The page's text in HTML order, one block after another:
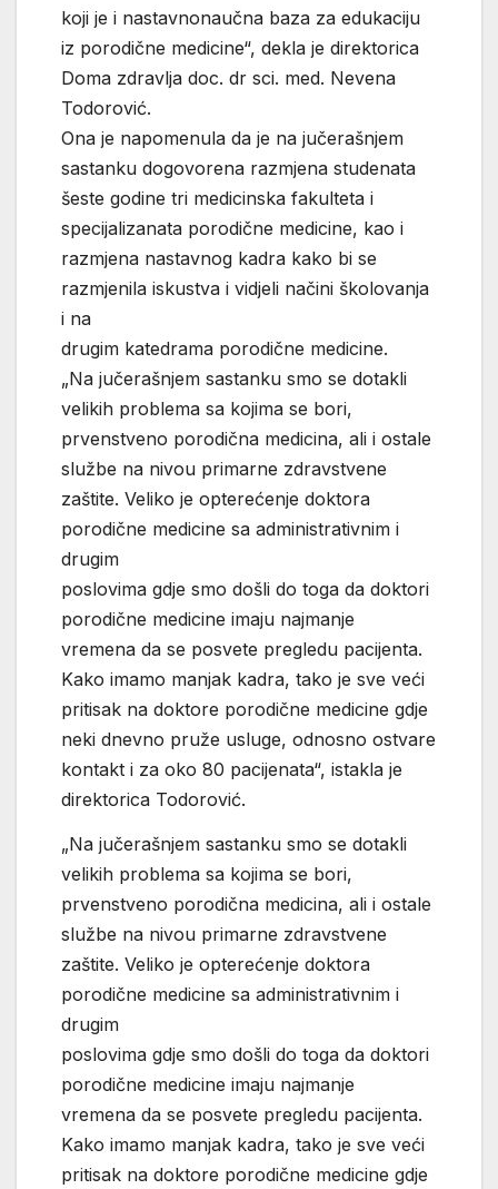
koji je i nastavnonaučna baza za edukaciju
iz porodične medicine“, dekla je direktorica
Doma zdravlja doc. dr sci. med. Nevena
Todorović.
Ona je napomenula da je na jučerašnjem
sastanku dogovorena razmjena studenata
šeste godine tri medicinska fakulteta i
specijalizanata porodične medicine, kao i
razmjena nastavnog kadra kako bi se
razmjenila iskustva i vidjeli načini školovanja
i na
drugim katedrama porodične medicine.
„Na jučerašnjem sastanku smo se dotakli
velikih problema sa kojima se bori,
prvenstveno porodična medicina, ali i ostale
službe na nivou primarne zdravstvene
zaštite. Veliko je opterećenje doktora
porodične medicine sa administrativnim i
drugim
poslovima gdje smo došli do toga da doktori
porodične medicine imaju najmanje
vremena da se posvete pregledu pacijenta.
Kako imamo manjak kadra, tako je sve veći
pritisak na doktore porodične medicine gdje
neki dnevno pruže usluge, odnosno ostvare
kontakt i za oko 80 pacijenata“, istakla je
direktorica Todorović.
„Na jučerašnjem sastanku smo se dotakli
velikih problema sa kojima se bori,
prvenstveno porodična medicina, ali i ostale
službe na nivou primarne zdravstvene
zaštite. Veliko je opterećenje doktora
porodične medicine sa administrativnim i
drugim
poslovima gdje smo došli do toga da doktori
porodične medicine imaju najmanje
vremena da se posvete pregledu pacijenta.
Kako imamo manjak kadra, tako je sve veći
pritisak na doktore porodične medicine gdje